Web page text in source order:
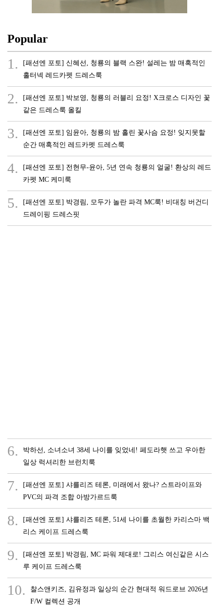
Popular
1.
[패션엔 포토] 신혜선, 청룡의 블랙 스완! 설레는 밤 매혹적인
홀터넥 레드카펫 드레스룩
2.
[패션엔 포토] 박보영, 청룡의 러블리 요정! X크로스 디자인 꽃
같은 드레스룩 올킬
3.
[패션엔 포토] 임윤아, 청룡의 밤 홀린 꽃사슴 요정! 잊지못할
순간 매혹적인 레드카펫 드레스룩
4.
[패션엔 포토] 전현무-윤아, 5년 연속 청룡의 얼굴! 환상의 레드
카펫 MC 케미룩
5.
[패션엔 포토] 박경림, 모두가 놀란 파격 MC룩! 비대칭 버건디
드레이핑 드레스핏
6.
박하선, 소녀소녀 38세 나이를 잊었네! 페도라햇 쓰고 우아한
일상 럭셔리한 브런치룩
7.
[패션엔 포토] 샤를리즈 테론, 미래에서 왔나? 스트라이프와
PVC의 파격 조합 아방가르드룩
8.
[패션엔 포토] 샤를리즈 테론, 51세 나이를 초월한 카리스마 백
리스 케이프 드레스룩
9.
[패션엔 포토] 박경림, MC 파워 제대로! 그리스 여신같은 시스
루 케이프 드레스룩
10.
찰스앤키즈, 김유정과 일상의 순간 현대적 워드로브 2026년
F/W 컬렉션 공개